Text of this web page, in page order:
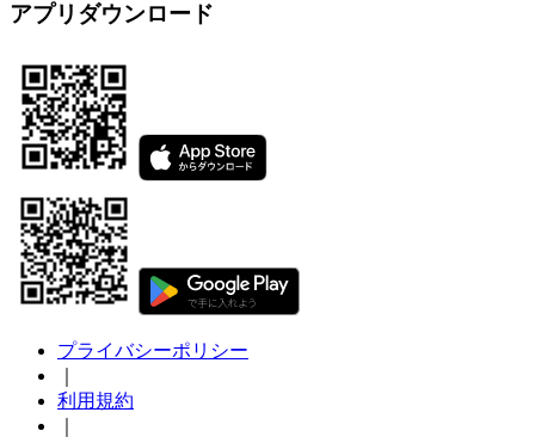
アプリダウンロード
プライバシーポリシー
利用規約